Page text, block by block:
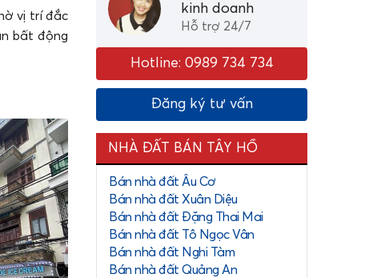
vị trí đắc
bất động
nước Hồ
sầm uất.
Công Sơn
Tây Hồ.
kinh doanh
Hỗ trợ 24/7
Hotline: 0989 734 734
Đăng ký tư vấn
NHÀ ĐẤT BÁN TÂY HỒ
Bán nhà đất Âu Cơ
Bán nhà đất Xuân Diệu
Bán nhà đất Đặng Thai Mai
Bán nhà đất Tô Ngọc Vân
Bán nhà đất Nghi Tàm
Bán nhà đất Quảng An